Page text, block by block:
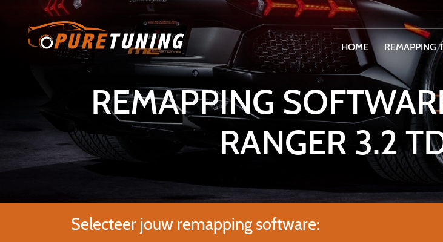
HOME REMAPPING
REMAPPING
RANGER 3.2
Selecteer jouw remapping software: